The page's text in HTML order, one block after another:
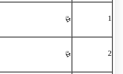
1 بیٹا
2 بیٹا